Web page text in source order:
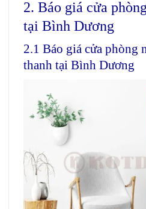
2. Báo giá cửa
tại Bình Dương
2.1 Báo giá cửa phòng
thanh tại Bình Dương